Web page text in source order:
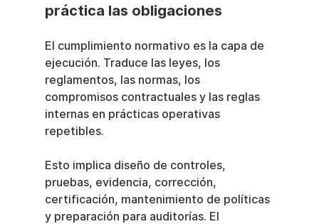
práctica las obligaciones
El cumplimiento normativo es la capa de
ejecución. Traduce las leyes, los
reglamentos, las normas, los
compromisos contractuales y las reglas
internas en prácticas operativas
repetibles.
Esto implica diseño de controles,
pruebas, evidencia, corrección,
certificación, mantenimiento de políticas
y preparación para auditorías. El